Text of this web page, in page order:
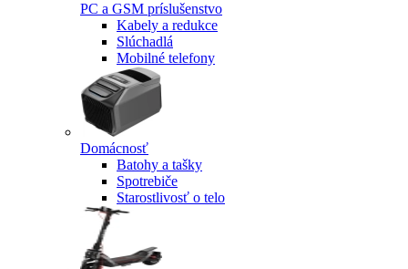
PC a GSM príslušenstvo
Kabely a redukce
Slúchadlá
Mobilné telefony
Domácnosť
Batohy a tašky
Spotrebiče
Starostlivosť o telo